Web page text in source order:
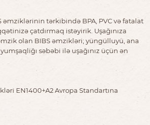
əmziklərinin tərkibində BPA, PVC və fatalat
çatdırmaq istəyirik. Uşağınıza
olan BIBS əmzikləri; yüngülluyü, ana
səbəbi ilə uşağınız üçün ən
EN1400+A2 Avropa Standartına